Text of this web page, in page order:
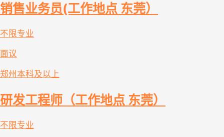
销售业务员(工作地点 东莞）
不限专业
面议
郑州 本科及以上
研发工程师（工作地点 东莞）
不限专业